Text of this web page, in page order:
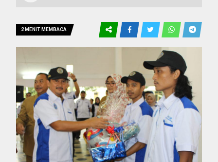
2 MENIT MEMBACA